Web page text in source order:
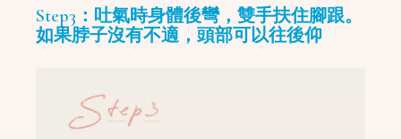
Step3：吐氣時身體後彎，雙手扶住腳跟。
如果脖子沒有不適，頭部可以往後仰